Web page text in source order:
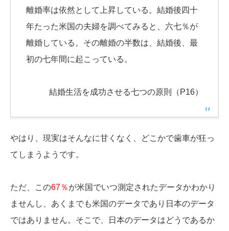
離婚率は依然として上昇している。結婚後四十
年たった米国の夫婦を調べてみると、六七％が
離婚している。その離婚の半数は、結婚後、最
初の七年間に起こっている。
結婚生活を成功させる七つの原則（P16）
やはり、現実はそんなに甘くなく、どこかで歯車が狂っ
てしまうようです。
ただ、この67％が米国でいつ測定されたデータかわかり
ませんし、あくまでも米国のデータであり日本のデータ
ではありません。そこで、日本のデータはどうであるか